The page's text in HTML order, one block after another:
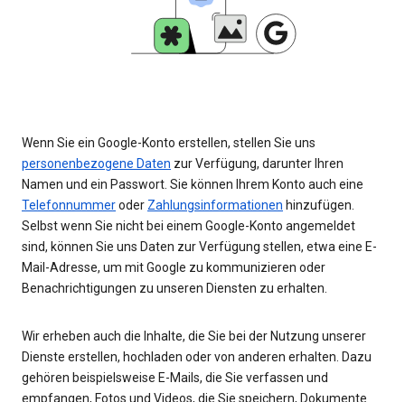
Wenn Sie ein Google-Konto erstellen, stellen Sie uns
personenbezogene Daten zur Verfügung, darunter Ihren
Namen und ein Passwort. Sie können Ihrem Konto auch eine
Telefonnummeroder Zahlungsinformationen hinzufügen.
Selbst wenn Sie nicht bei einem Google-Konto angemeldet
sind, können Sie uns Daten zur Verfügung stellen, etwa eine E-
Mail-Adresse, um mit Google zu kommunizieren oder
Benachrichtigungen zu unseren Diensten zu erhalten.
Wir erheben auch die Inhalte, die Sie bei der Nutzung unserer
Dienste erstellen, hochladen oder von anderen erhalten. Dazu
gehören beispielsweise E-Mails, die Sie verfassen und
empfangen, Fotos und Videos, die Sie speichern, Dokumente